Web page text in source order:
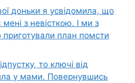
доньки я усвідомила, що
з невісткою. І ми з
план помсти
то ключі від
у мами. Повернувшись